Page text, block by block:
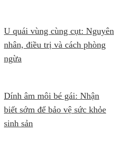
U quái vùng cùng cụt: Nguyên
nhân, điều trị và cách phòng
ngừa
Dính âm môi bé gái: Nhận
biết sớm để bảo vệ sức khỏe
sinh sản